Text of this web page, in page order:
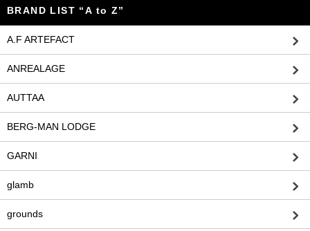
BRAND LIST “A to Z”
A.F ARTEFACT
ANREALAGE
AUTTAA
BERG-MAN LODGE
GARNI
glamb
grounds